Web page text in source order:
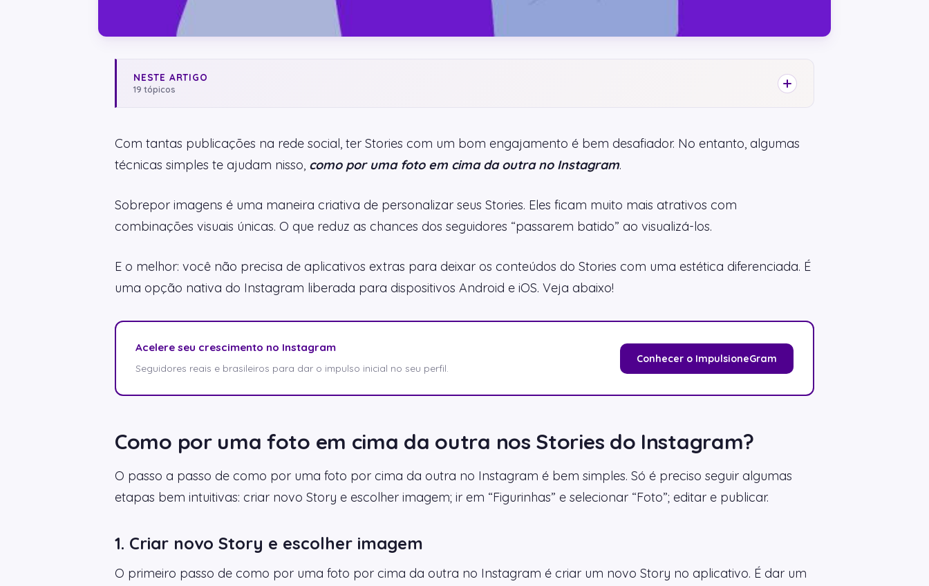
NESTE ARTIGO
19 tópicos
Com tantas publicações na rede social, ter Stories com um bom engajamento é bem desafiador. No entanto, algumas
técnicas simples te ajudam nisso, como por uma foto em cima da outra no Instagram.
Sobrepor imagens é uma maneira criativa de personalizar seus Stories. Eles ficam muito mais atrativos com
combinações visuais únicas. O que reduz as chances dos seguidores “passarem batido” ao visualizá-los.
E o melhor: você não precisa de aplicativos extras para deixar os conteúdos do Stories com uma estética diferenciada. É
uma opção nativa do Instagram liberada para dispositivos Android e iOS. Veja abaixo!
Acelere seu crescimento no Instagram
Seguidores reais e brasileiros para dar o impulso inicial no seu perfil.
Conhecer o ImpulsioneGram
Como por uma foto em cima da outra nos Stories do Instagram?
O passo a passo de como por uma foto por cima da outra no Instagram é bem simples. Só é preciso seguir algumas
etapas bem intuitivas: criar novo Story e escolher imagem; ir em “Figurinhas” e selecionar “Foto”; editar e publicar.
1. Criar novo Story e escolher imagem
O primeiro passo de como por uma foto por cima da outra no Instagram é criar um novo Story no aplicativo. É dar um